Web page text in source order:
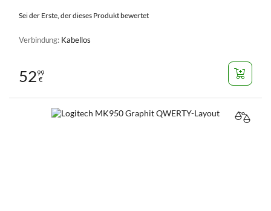
Sei der Erste, der dieses Produkt bewertet
Verbindung: Kabellos
5299
€